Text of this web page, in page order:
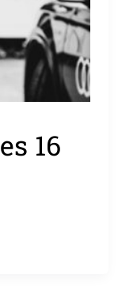
16